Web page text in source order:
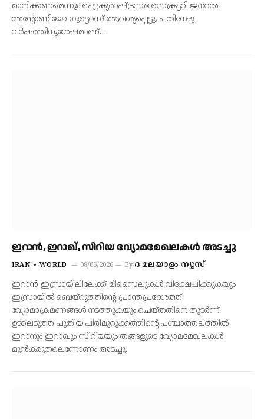
മാനിക്കണമെന്നും ഐക്യരാഷ്ട്രസഭ സെക്രട്ടറി ജനറൽ
അന്റോണിയോ ഗുട്ടെറസ് ആവശ്യപ്പെട്ടു. പതിനേഴു
വർഷത്തിനുശേഷമാണ്…
ഇറാന്‍, ഇറാഖ്, സിറിയ വ്യോമമേഖലകള്‍ അടച്ചു
IRAN WORLD 08/06/2026 By ദ മലയാളം ന്യൂസ്
ഇറാന്‍ ഇസ്രായിലിലേക്ക് മിസൈലുകള്‍ വിക്ഷേപിക്കുകയും
ഇസ്രായില്‍ ബെയ്‌റൂത്തിന്റെ പ്രാന്തപ്രദേശത്ത്
വ്യോമാക്രമണങ്ങള്‍ നടത്തുകയും ചെയ്തതിനെ തുടര്‍ന്ന്
ഉടലെടുത്ത പുതിയ പിരിമുറുക്കത്തിന്റെ പശ്ചാത്തലത്തില്‍
ഇറാനും ഇറാഖും സിറിയയും തങ്ങളുടെ വ്യോമമേഖലകള്‍
മുന്‍കരുതലെന്നോണം അടച്ചു.